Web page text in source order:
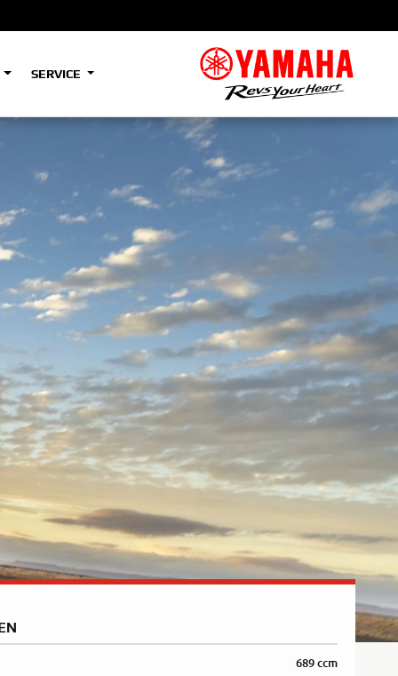
Tenere
35kW
Tenere
SERVICE
689 ccm